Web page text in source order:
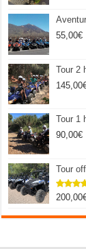
55,00€
Tour 2
145,00
Tour 1
90,00€
Tour
de 5
200,00